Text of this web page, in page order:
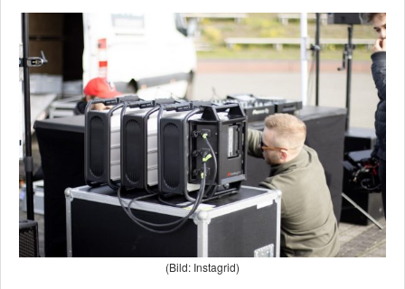
(Bild: Instagrid)